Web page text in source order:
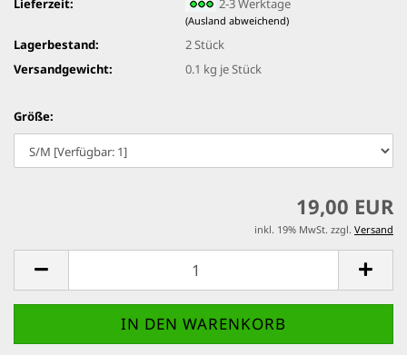
(Ausland abweichend)
Lagerbestand: 2 Stück
Versandgewicht:
0.1 kg je Stück
Größe:
19,00 EUR
inkl. 19% MwSt. zzgl. Versand